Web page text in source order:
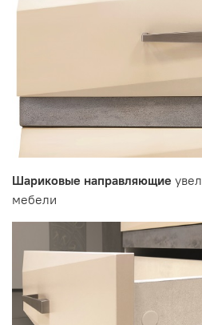
Шариковые направляющие
мебели